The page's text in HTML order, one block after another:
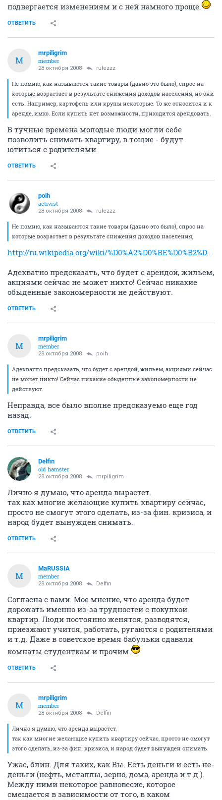
подвергается изменениям и с ней намного проще.
ОТВЕТИТЬ
M
mrpiligrim
member
28 октября 2008 rulezzz
Не помню, как называются такие товары (давно это было), спрос на
которые возрастает в результате снижения доходов населения, но они
есть. Например, картофель или крупы некоторые. То же относится и к
аренде, имхо. Если купить нет возможности, приходится арендовать.
В тучные времена молодые люди могли себе
позволить снимать квартиру, в тощие - будут
ютиться с родителями.
ОТВЕТИТЬ
poih
activist
28 октября 2008 rulezzz
Не помню, как называются такие товары (давно это было), спрос на
которые возрастает в результате снижения доходов населения,
http://ru.wikipedia.org/wiki/%D0%A2%D0%BE%D0%B2%D0%B0%D1%80_%D0%93%D0%B8%D1%84%D1%84%D0%B5%D0%BD%D0%B0
Адекватно предсказать, что будет с арендой, жильем,
акциями сейчас не может никто! Сейчас никакие
обыденные закономерности не действуют.
ОТВЕТИТЬ
M
mrpiligrim
member
28 октября 2008 poih
Адекватно предсказать, что будет с арендой, жильем, акциями сейчас
не может никто! Сейчас никакие обыденные закономерности не
действуют.
Неправда, все было вполне предсказуемо еще год
назад.
ОТВЕТИТЬ
Delfin
old hamster
28 октября 2008 mrpiligrim
Лично я думаю, что аренда вырастет.
так как многие желающие купить квартиру сейчас,
просто не смогут этого сделать, из-за фин. кризиса, и
народ будет вынужден снимать.
ОТВЕТИТЬ
M
MaRUSSIA
member
28 октября 2008 Delfin
Согласна с вами. Мое мнение, что аренда будет
дорожать именно из-за трудностей с покупкой
квартир. Люди постоянно женятся, разводятся,
приезжают учится, работать, ругаются с родителями
и т.д. Даже в советское время бабульки сдавали
комнаты студенткам и прочим
ОТВЕТИТЬ
M
mrpiligrim
member
28 октября 2008 Delfin
Лично я думаю, что аренда вырастет.
так как многие желающие купить квартиру сейчас, просто не смогут
этого сделать, из-за фин. кризиса, и народ будет вынужден снимать.
Ужас, блин. Для таких, как Вы. Есть деньги и есть не-
деньги (нефть, металлы, зерно, дома, аренда и т.д.).
Между ними некоторое равновесие, которое
смещается в зависимости от того, в каком